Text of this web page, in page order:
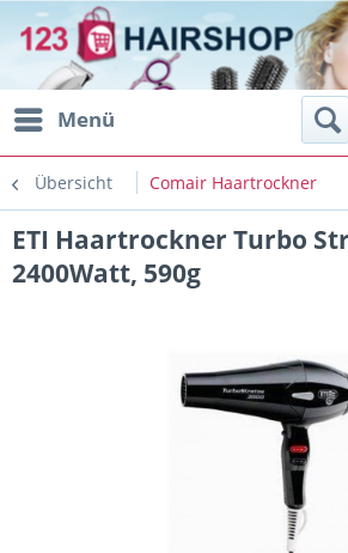
Menü
Übersicht Comair Haartrockner
ETI Haartrockner Turbo
2400Watt, 590g